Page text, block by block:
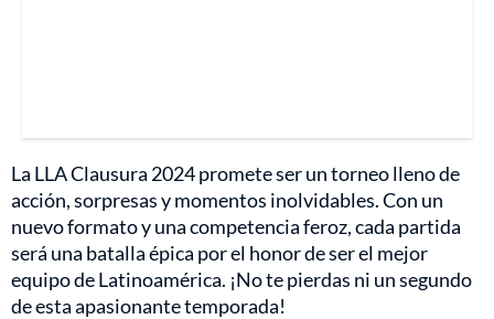
La LLA Clausura 2024 promete ser un torneo lleno de
acción, sorpresas y momentos inolvidables. Con un
nuevo formato y una competencia feroz, cada partida
será una batalla épica por el honor de ser el mejor
equipo de Latinoamérica. ¡No te pierdas ni un segundo
de esta apasionante temporada!